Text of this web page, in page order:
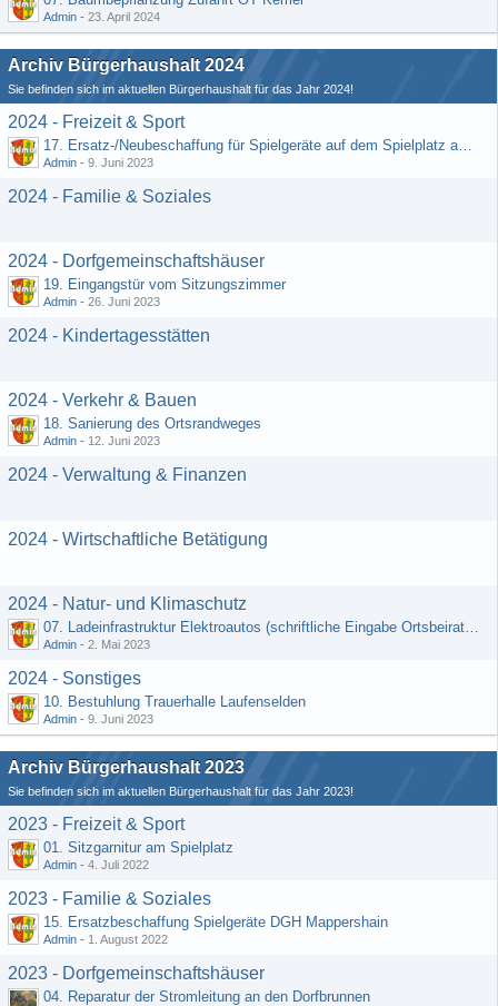
Admin - 23. April 2024
Archiv Bürgerhaushalt 2024
Sie befinden sich im aktuellen Bürgerhaushalt für das Jahr 2024!
2024 - Freizeit & Sport
17. Ersatz-/Neubeschaffung für Spielgeräte auf dem Spielplatz am DGH
Admin - 9. Juni 2023
2024 - Familie & Soziales
2024 - Dorfgemeinschaftshäuser
19. Eingangstür vom Sitzungszimmer
Admin - 26. Juni 2023
2024 - Kindertagesstätten
2024 - Verkehr & Bauen
18. Sanierung des Ortsrandweges
Admin - 12. Juni 2023
2024 - Verwaltung & Finanzen
2024 - Wirtschaftliche Betätigung
2024 - Natur- und Klimaschutz
07. Ladeinfrastruktur Elektroautos (schriftliche Eingabe Ortsbeirat Kemel)
Admin - 2. Mai 2023
2024 - Sonstiges
10. Bestuhlung Trauerhalle Laufenselden
Admin - 9. Juni 2023
Archiv Bürgerhaushalt 2023
Sie befinden sich im aktuellen Bürgerhaushalt für das Jahr 2023!
2023 - Freizeit & Sport
01. Sitzgarnitur am Spielplatz
Admin - 4. Juli 2022
2023 - Familie & Soziales
15. Ersatzbeschaffung Spielgeräte DGH Mappershain
Admin - 1. August 2022
2023 - Dorfgemeinschaftshäuser
04. Reparatur der Stromleitung an den Dorfbrunnen